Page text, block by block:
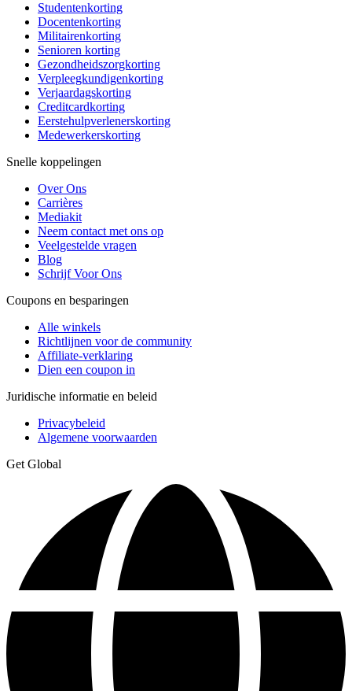
Studentenkorting
Docentenkorting
Militairenkorting
Senioren korting
Gezondheidszorgkorting
Verpleegkundigenkorting
Verjaardagskorting
Creditcardkorting
Eerstehulpverlenerskorting
Medewerkerskorting
Snelle koppelingen
Over Ons
Carrières
Mediakit
Neem contact met ons op
Veelgestelde vragen
Blog
Schrijf Voor Ons
Coupons en besparingen
Alle winkels
Richtlijnen voor de community
Affiliate-verklaring
Dien een coupon in
Juridische informatie en beleid
Privacybeleid
Algemene voorwaarden
Get Global